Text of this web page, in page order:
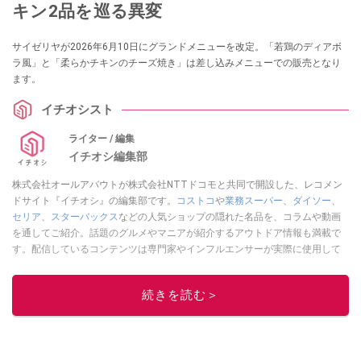
キン2品を巡る異変
サイゼリヤが2026年6月10日にグランドメニューを改定。「若鶏のディアボ
ラ風」と「柔らかチキンのチーズ焼き」は差し込みメニューでの販売となり
ます。
イチオシスト
ライター / 編集
イチオシ編集部
株式会社オールアバウトが株式会社NTTドコモと共同で開設した、レコメン
ドサイト『イチオシ』の編集部です。
コストコや業務スーパー、 ダイソー、
セリア、 スターバックスなどの人気ショップの隠れた名品を、コラムや動画
を通してご紹介。話題のグルメやマニアが紹介するアウトドア情報も満載で
す。配信しているコンテンツは専門家やインフルエンサーが実際に使用して
ニュースでフォロー
続きを読む＞